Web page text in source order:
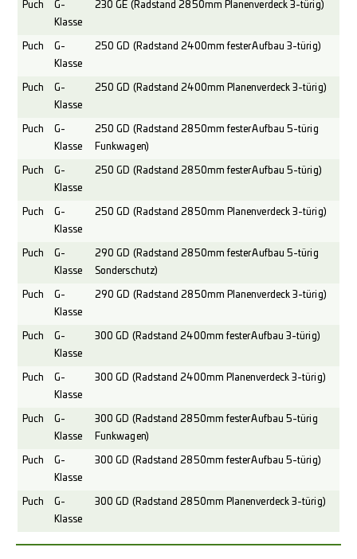
Puch
G-
Klasse
230 GE (Radstand 2850mm Planenverdeck 3-türig)
Puch
G-
Klasse
250 GD (Radstand 2400mm fester Aufbau 3-türig)
Puch
G-
Klasse
250 GD (Radstand 2400mm Planenverdeck 3-türig)
Puch
G-
Klasse
250 GD (Radstand 2850mm fester Aufbau 5-türig
Funkwagen)
Puch
G-
Klasse
250 GD (Radstand 2850mm fester Aufbau 5-türig)
Puch
G-
Klasse
250 GD (Radstand 2850mm Planenverdeck 3-türig)
Puch
G-
Klasse
290 GD (Radstand 2850mm fester Aufbau 5-türig
Sonderschutz)
Puch
G-
Klasse
290 GD (Radstand 2850mm Planenverdeck 3-türig)
Puch
G-
Klasse
300 GD (Radstand 2400mm fester Aufbau 3-türig)
Puch
G-
Klasse
300 GD (Radstand 2400mm Planenverdeck 3-türig)
Puch
G-
Klasse
300 GD (Radstand 2850mm fester Aufbau 5-türig
Funkwagen)
Puch
G-
Klasse
300 GD (Radstand 2850mm fester Aufbau 5-türig)
Puch
G-
Klasse
300 GD (Radstand 2850mm Planenverdeck 3-türig)